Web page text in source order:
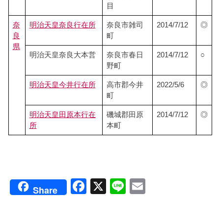
目
奈
良
県
明治天皇奈良行在所
奈良市雑司
町
2014/7/12 ◎
明治天皇奈良大本営
奈良市春日
野町
2014/7/12 ○
明治天皇今井行在所
高市郡今井
町
2022/5/6 ◎
明治天皇田原本行在
所
磯城郡田原
本町
2014/7/12 ◎
Share
F
X
Li